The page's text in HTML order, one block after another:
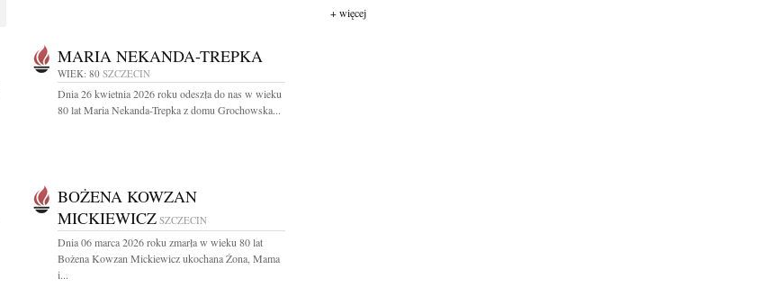
MARIA NEKANDA-TREPKA
WIEK: 80 SZCZECIN
Dnia 26 kwietnia 2026 roku odeszła do nas w wieku
80 lat Maria Nekanda-Trepka z domu Grochowska...
BOŻENA KOWZAN
MICKIEWICZ SZCZECIN
Dnia 06 marca 2026 roku zmarła w wieku 80 lat
Bożena Kowzan Mickiewicz ukochana Żona, Mama
i...
+ więcej